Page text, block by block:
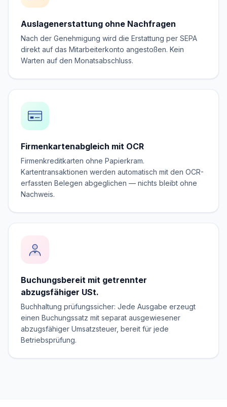
Auslagenerstattung ohne Nachfragen
Nach der Genehmigung wird die Erstattung per SEPA
direkt auf das Mitarbeiterkonto angestoßen. Kein
Warten auf den Monatsabschluss.
Firmenkartenabgleich mit OCR
Firmenkreditkarten ohne Papierkram.
Kartentransaktionen werden automatisch mit den OCR-
erfassten Belegen abgeglichen — nichts bleibt ohne
Nachweis.
Buchungsbereit mit getrennter
abzugsfähiger USt.
Buchhaltung prüfungssicher: Jede Ausgabe erzeugt
einen Buchungssatz mit separat ausgewiesener
abzugsfähiger Umsatzsteuer, bereit für jede
Betriebsprüfung.